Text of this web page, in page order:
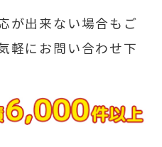
が出来ない場合もご
軽にお問い合わせ下